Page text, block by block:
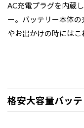
AC充電プラグを内蔵
ー。バッテリー本体
やお出かけの時にはこ
格安大容量バッテ